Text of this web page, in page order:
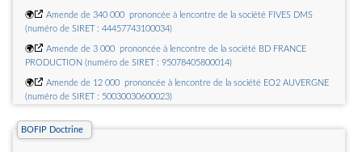
🌍
Amende de 340 000  prononcée à lencontre de la société FIVES DMS
(numéro de SIRET : 44457743100034)
🌍
Amende de 3 000  prononcée à lencontre de la société BD FRANCE
PRODUCTION (numéro de SIRET : 95078405800014)
🌍
Amende de 12 000  prononcée à lencontre de la société EO2 AUVERGNE
(numéro de SIRET : 50030030600023)
de SIRET : 33248402100164)
BOFIP Doctrine